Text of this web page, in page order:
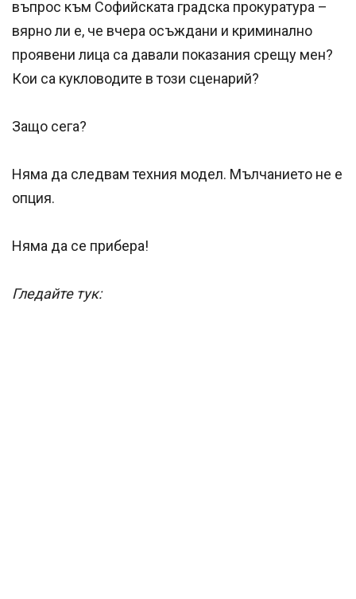
въпрос към Софийската градска прокуратура –
вярно ли е, че вчера осъждани и криминално
проявени лица са давали показания срещу мен?
Кои са кукловодите в този сценарий?
Защо сега?
Няма да следвам техния модел. Мълчанието не е
опция.
Няма да се прибера!
Гледайте тук: